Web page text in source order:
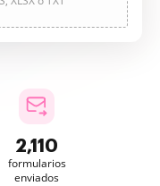
2,111
formularios
enviados